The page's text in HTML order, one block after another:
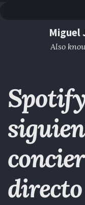
Miguel
Also
directo